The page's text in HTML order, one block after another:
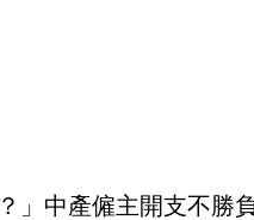
」中產僱主開支不勝